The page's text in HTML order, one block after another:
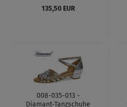
135,50 EUR
008-035-013 -
Diamant-Tanzschuhe